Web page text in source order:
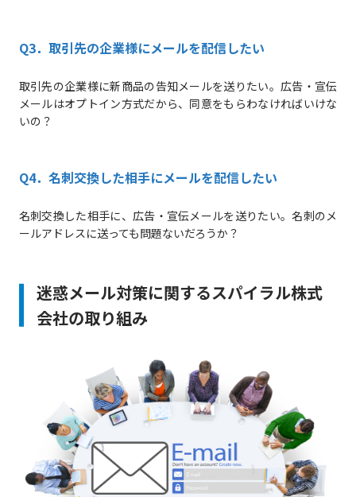
Q3．取引先の企業様にメールを配信したい
取引先の企業様に新商品の告知メールを送りたい。広告・宣伝
メールはオプトイン方式だから、同意をもらわなければいけな
いの？
Q4．名刺交換した相手にメールを配信したい
名刺交換した相手に、広告・宣伝メールを送りたい。名刺のメ
ールアドレスに送っても問題ないだろうか？
迷惑メール対策に関するスパイラル株式
会社の取り組み